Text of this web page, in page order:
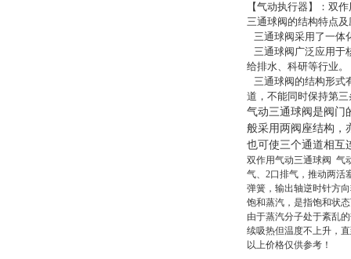
【气动执行器】：双
三通球阀的结构特点
三通球阀采用了一体
三通球阀广泛应用于
给排水、科研等行业。
三通球阀的结构形式
道，不能同时保持第
气动三通球阀是阀门
般采用两阀座结构，
也可使三个通道相互
双作用气动三通球阀 气
气、2口排气，推动两活
弹簧，输出轴逆时针方
饱和蒸汽，是指饱和状
由于蒸汽分子处于紊乱
续吸热但温度不上升，
以上价格仅供参考！